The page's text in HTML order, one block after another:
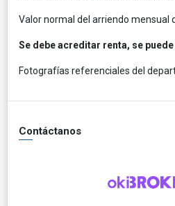
Valor normal del arriendo mensual
Se debe acreditar renta, se
Fotografías referenciales del
Contáctanos